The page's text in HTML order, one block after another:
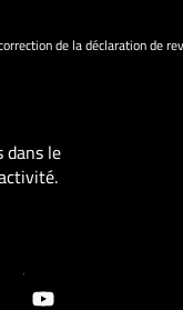
de la déclaration de
dans le